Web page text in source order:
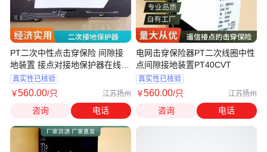
PT二次中性点击穿保险 间隙接
地装置 接点对接地保护器在线监
视
真实性已核验
￥560.00/只 江苏扬州
咨询 电话
电网击穿保险器PT二次线圈中性
点间隙接地装置PT40CVT
真实性已核验
￥560.00/只 江苏扬州
咨询 电话